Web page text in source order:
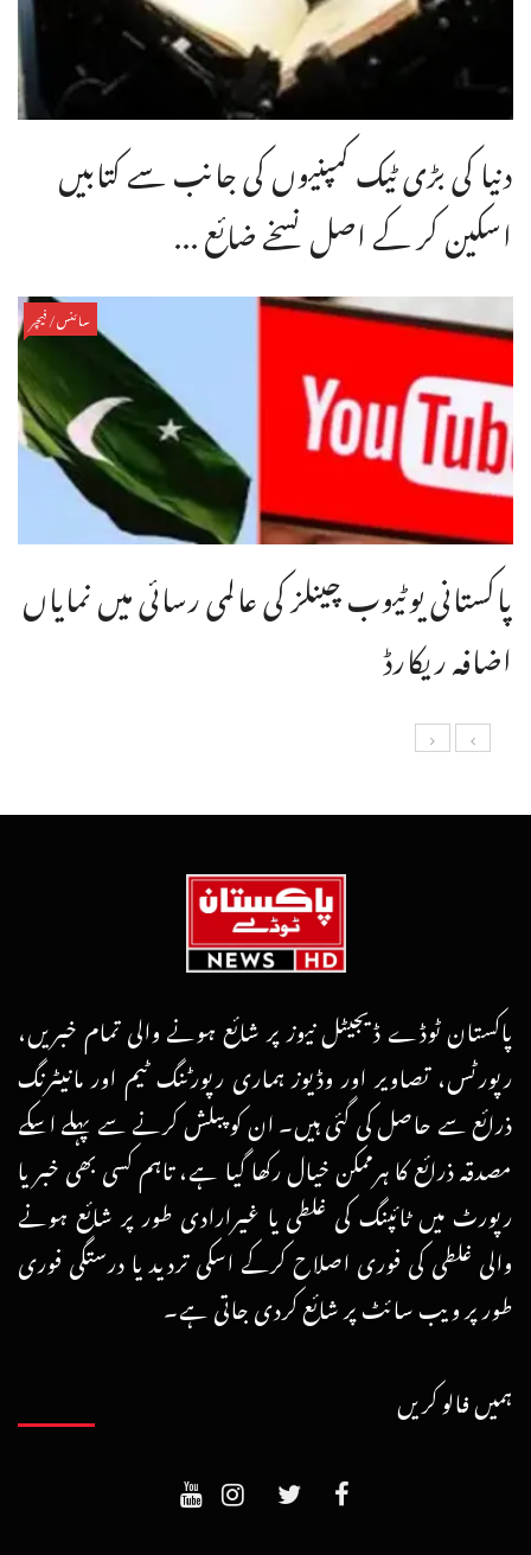
دنیا کی بڑی ٹیک کمپنیوں کی جانب سے کتابیں
اسکین کر کے اصل نسخے ضائع ...
سائنس/فیچر
پاکستانی یوٹیوب چینلز کی عالمی رسائی میں نمایاں
اضافہ ریکارڈ
پاکستان ٹوڈے ڈیجیٹل نیوز پر شائع ہونے والی تمام خبریں،
رپورٹس، تصاویر اور وڈیوز ہماری رپورٹنگ ٹیم اور مانیٹرنگ
ذرائع سے حاصل کی گئی ہیں۔ ان کو پبلش کرنے سے پہلے اسکے
مصدقہ ذرائع کا ہرممکن خیال رکھا گیا ہے، تاہم کسی بھی خبر یا
رپورٹ میں ٹائپنگ کی غلطی یا غیرارادی طور پر شائع ہونے
والی غلطی کی فوری اصلاح کرکے اسکی تردید یا درستگی فوری
طور پر ویب سائٹ پر شائع کردی جاتی ہے۔
ہمیں فالو کریں